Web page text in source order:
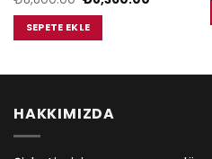
fiyat:
₺8,800.00.
SEPETE EKLE
HAKKIMIZDA